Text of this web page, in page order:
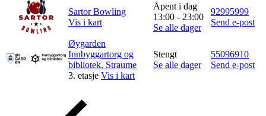
Åpningstider
Praktisk informasjon
Ledige stillinger
Sartor Bowling
Vis i kart
Åpent i dag
13:00 - 23:00
Se alle dager
92995999
Send e-post
Øygarden
Innbyggartorg og
bibliotek, Straume
3. etasje Vis i kart
Stengt
Se alle dager
55096910
Send e-post